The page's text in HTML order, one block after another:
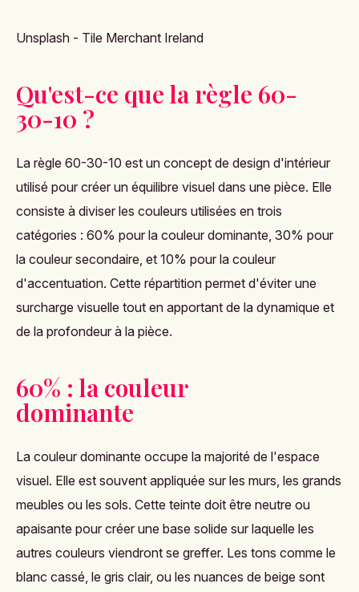
Unsplash - Tile Merchant Ireland
Qu'est-ce que la règle 60-
30-10 ?
La règle 60-30-10 est un concept de design d'intérieur
utilisé pour créer un équilibre visuel dans une pièce. Elle
consiste à diviser les couleurs utilisées en trois
catégories : 60% pour la couleur dominante, 30% pour
la couleur secondaire, et 10% pour la couleur
d'accentuation. Cette répartition permet d'éviter une
surcharge visuelle tout en apportant de la dynamique et
de la profondeur à la pièce.
60% : la couleur
dominante
La couleur dominante occupe la majorité de l'espace
visuel. Elle est souvent appliquée sur les murs, les grands
meubles ou les sols. Cette teinte doit être neutre ou
apaisante pour créer une base solide sur laquelle les
autres couleurs viendront se greffer. Les tons comme le
blanc cassé, le gris clair, ou les nuances de beige sont